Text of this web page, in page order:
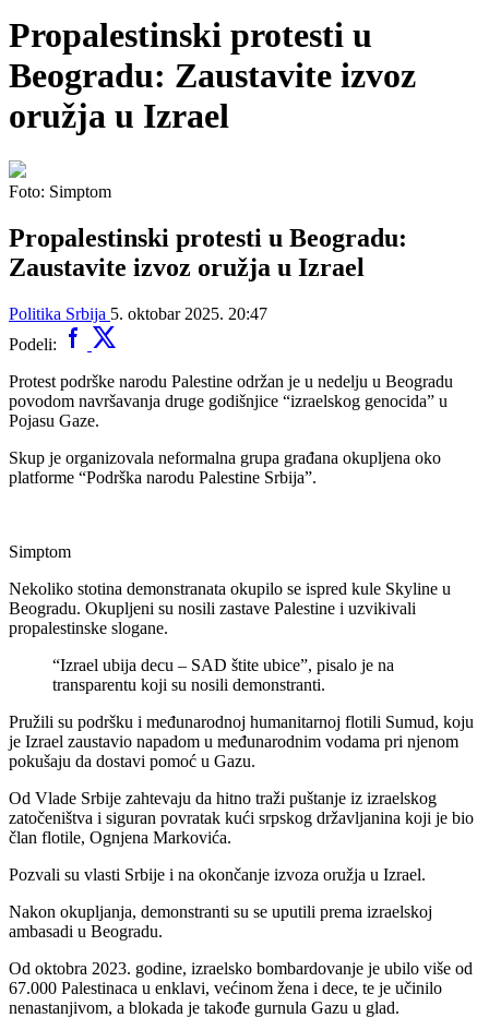
Propalestinski protesti u
Beogradu: Zaustavite izvoz
oružja u Izrael
Foto: Simptom
Propalestinski protesti u Beogradu:
Zaustavite izvoz oružja u Izrael
Politika Srbija 5. oktobar 2025. 20:47
Podeli:
Protest podrške narodu Palestine održan je u nedelju u Beogradu
povodom navršavanja druge godišnjice “izraelskog genocida” u
Pojasu Gaze.
Skup je organizovala neformalna grupa građana okupljena oko
platforme “Podrška narodu Palestine Srbija”.
Simptom
Nekoliko stotina demonstranata okupilo se ispred kule Skyline u
Beogradu. Okupljeni su nosili zastave Palestine i uzvikivali
propalestinske slogane.
“Izrael ubija decu – SAD štite ubice”, pisalo je na
transparentu koji su nosili demonstranti.
Pružili su podršku i međunarodnoj humanitarnoj flotili Sumud, koju
je Izrael zaustavio napadom u međunarodnim vodama pri njenom
pokušaju da dostavi pomoć u Gazu.
Od Vlade Srbije zahtevaju da hitno traži puštanje iz izraelskog
zatočeništva i siguran povratak kući srpskog državljanina koji je bio
član flotile, Ognjena Markovića.
Pozvali su vlasti Srbije i na okončanje izvoza oružja u Izrael.
Nakon okupljanja, demonstranti su se uputili prema izraelskoj
ambasadi u Beogradu.
Od oktobra 2023. godine, izraelsko bombardovanje je ubilo više od
67.000 Palestinaca u enklavi, većinom žena i dece, te je učinilo
nenastanjivom, a blokada je takođe gurnula Gazu u glad.